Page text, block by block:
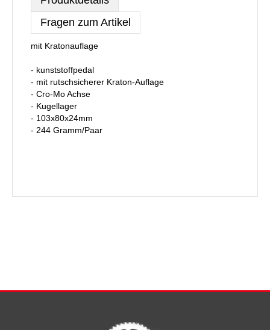
Fragen zum Artikel
mit Kratonauflage
- kunststoffpedal
- mit rutschsicherer Kraton-Auflage
- Cro-Mo Achse
- Kugellager
- 103x80x24mm
- 244 Gramm/Paar